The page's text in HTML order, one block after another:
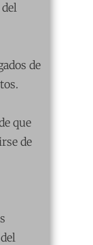
de
que
de